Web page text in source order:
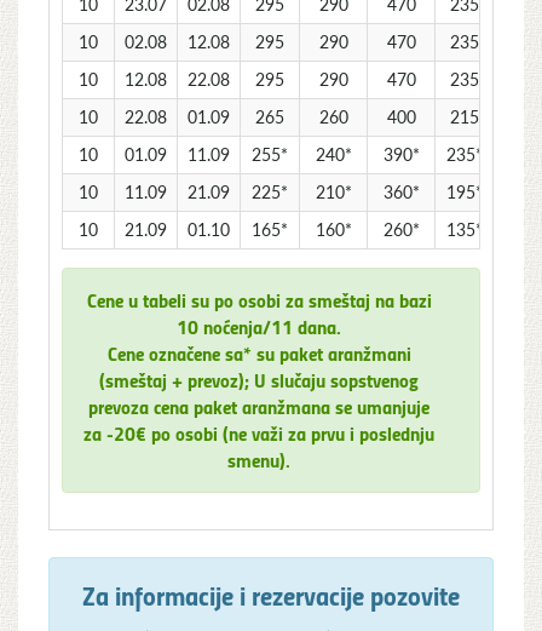
10
02.08 12.08 295 290 470 235
10
12.08 22.08 295 290 470 235
10
22.08 01.09 265 260 400 215
10
01.09 11.09 255* 240* 390* 235*
10
11.09 21.09 225* 210* 360* 195*
10
21.09 01.10 165* 160* 260* 135*
Cene u tabeli su po osobi za smeštaj na bazi
10 noćenja/11 dana.
Cene označene sa* su paket aranžmani
(smeštaj + prevoz); U slučaju sopstvenog
prevoza cena paket aranžmana se umanjuje
za -20€ po osobi (ne važi za prvu i poslednju
smenu).
Za informacije i rezervacije pozovite